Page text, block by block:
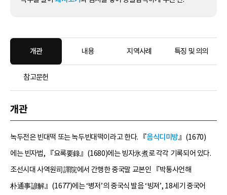
개관 내용 지역사례 특징 및 의의
참고문헌
개관
녹두전은 빈대떡 또는 녹두빈대떡이라고 한다. 『음식디미방』(1670)
에는 빈자법, 『요록要錄』(1680)에는 빙자氷煮로 각각 기록되어 있다.
조선시대 사역원司譯院에서 간행한 중국말 교본인 『박통사언해
朴通事諺解』(1677)에는 ‘병저’의 중국식 발음 ‘빙져’, 18세기 중국어